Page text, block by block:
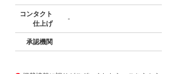
コンタクト
仕上げ
-
承認機関